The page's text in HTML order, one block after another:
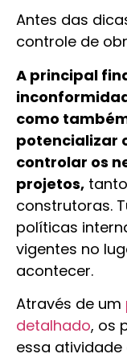
Antes das
controle de
A principal
como
potencializar
controlar os
projetos,
construtoras.
políticas
vigentes no
acontecer.
Através de um
detalhado, os
essa